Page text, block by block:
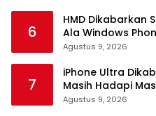
6
HMD Dikabarkan
Ala Windows
Agustus 9, 2026
7
iPhone Ultra
Masih Hadapi
Agustus 9, 2026